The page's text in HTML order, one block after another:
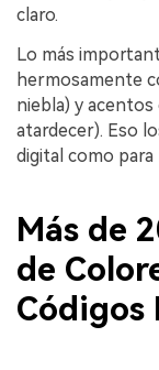
claro.
Lo más
hermosamente
niebla) y
atardecer). Eso
digital como
Más de
de
Códigos